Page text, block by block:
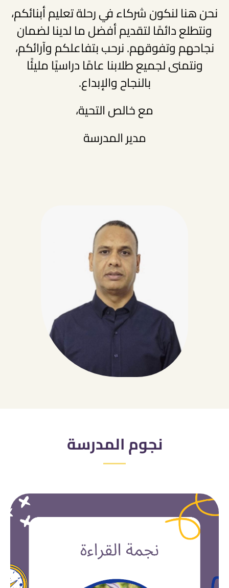
نحن هنا لنكون شركاء في رحلة تعليم أبنائكم،
ونتطلع دائمًا لتقديم أفضل ما لدينا لضمان
نجاحهم وتفوقهم. نرحب بتفاعلكم وآرائكم،
ونتمنى لجميع طلابنا عامًا دراسيًا مليئًا
بالنجاح والإبداع.
مع خالص التحية،
مدير المدرسة
نجوم المدرسة​